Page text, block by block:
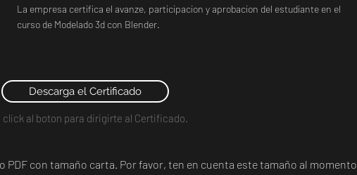
La empresa certifica el avanze, participacion y aprobacion del estudiante en el
curso de Modelado 3d con Blender.
Descarga el Certificado
click al boton para dirigirte al Certificado.
PDF con tamaño carta. Por favor, ten en cuenta este tamaño al momento